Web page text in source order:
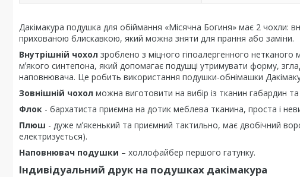
Дакімакура подушка для обіймання «Місячна Богиня» має 2 чохли:
прихованою блискавкою, який можна зняти для прання або заміни.
Внутрішній чохол зроблено з міцного гіпоалергенного
мʼякого синтепона, який допомагає подушці утримувати форму,
наповнювача. Це робить використання подушки-обнімашки
Зовнішній чохол можна виготовити на вибір із тканин габардин
Флок - бархатиста приємна на дотик меблева тканина, проста і
Плюш - дуже мʼякенький та приємний тактильно, має двобічний
електризується).
Наповнювач подушки – холлофайбер першого гатунку.
Індивідуальний друк на подушках дакімакура